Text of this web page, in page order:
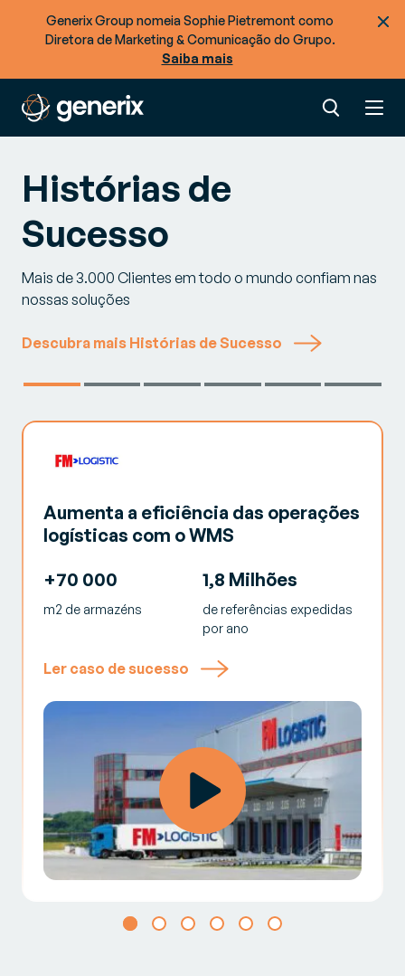
Generix Group nomeia Sophie Pietremont como
Diretora de Marketing & Comunicação do Grupo.
Saiba mais
Histórias de
Sucesso
Mais de 3.000 Clientes em todo o mundo confiam nas
nossas soluções
Descubra mais Histórias de Sucesso
Aumenta a eficiência das operações
logísticas com o WMS
+70 000
m2 de armazéns
1,8 Milhões
de referências expedidas
por ano
Ler caso de sucesso